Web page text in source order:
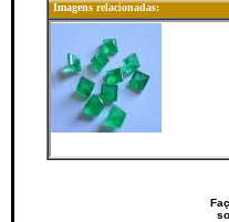
Imagens relacionadas: